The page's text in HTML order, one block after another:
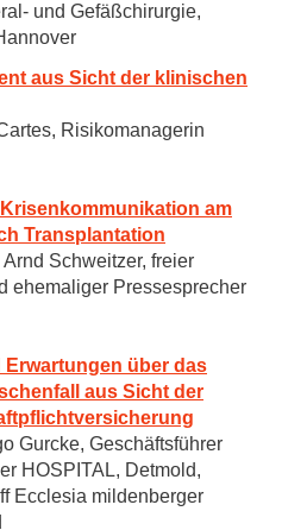
und Gefäßchirurgie,
aus Sicht der klinischen
Risikomanagerin
am
Transplantation
Schweitzer, freier
ehemaliger Pressesprecher
über das
aus Sicht der
Gurcke, Geschäftsführer
HOSPITAL, Detmold,
Ecclesia mildenberger